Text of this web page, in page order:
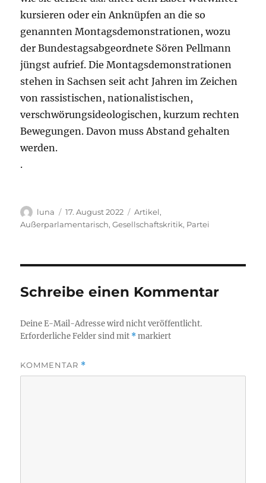
kursieren oder ein Anknüpfen an die so
genannten Montagsdemonstrationen, wozu
der Bundestagsabgeordnete Sören Pellmann
jüngst aufrief. Die Montagsdemonstrationen
stehen in Sachsen seit acht Jahren im Zeichen
von rassistischen, nationalistischen,
verschwörungsideologischen, kurzum rechten
Bewegungen. Davon muss Abstand gehalten
werden.
.
Autor
luna
Veröffentlicht
am
17. August 2022 Kategorien
Artikel,
Außerparlamentarisch,Gesellschaftskritik, Partei
Schreibe einen Kommentar
Deine E-Mail-Adresse wird nicht veröffentlicht.
Erforderliche Felder sind mit *markiert
KOMMENTAR *